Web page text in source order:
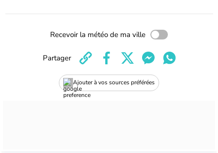
Recevoir la météo de ma ville
Ajouter à vos sources préférées
Partager